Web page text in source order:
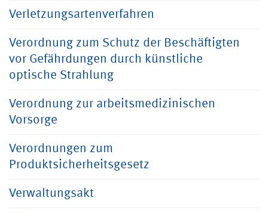
Verletzungsartenverfahren
Verordnung zum Schutz der Beschäftigten
vor Gefährdungen durch künstliche
optische Strahlung
Verordnung zur arbeitsmedizinischen
Vorsorge
Verordnungen zum
Produktsicherheitsgesetz
Verwaltungsakt